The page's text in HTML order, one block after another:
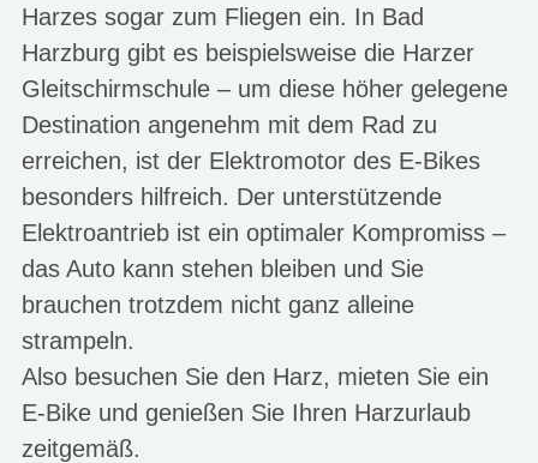
Harzes sogar zum Fliegen ein. In Bad
Harzburg gibt es beispielsweise die Harzer
Gleitschirmschule – um diese höher gelegene
Destination angenehm mit dem Rad zu
erreichen, ist der Elektromotor des E-Bikes
besonders hilfreich. Der unterstützende
Elektroantrieb ist ein optimaler Kompromiss –
das Auto kann stehen bleiben und Sie
brauchen trotzdem nicht ganz alleine
strampeln.
Also besuchen Sie den Harz, mieten Sie ein
E-Bike und genießen Sie Ihren Harzurlaub
zeitgemäß.